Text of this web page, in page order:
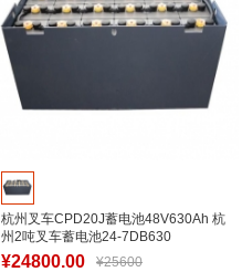
杭州叉车CPD20J蓄电池48V630Ah 杭
州2吨叉车蓄电池24-7DB630
¥24800.00 ¥25600